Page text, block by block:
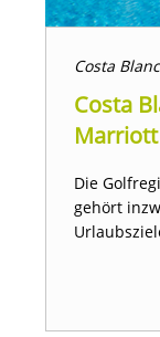
Costa
Costa
Marriott
Die
gehört